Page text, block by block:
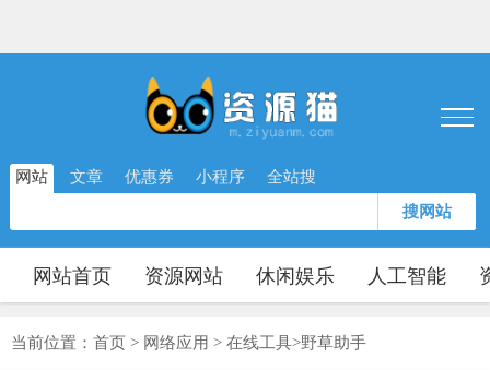
网站 文章 优惠券 小程序 全站搜
搜网站
网站首页 资源网站 休闲娱乐 人工智能
当前位置： 首页 > 网络应用 > 在线工具>野草助手